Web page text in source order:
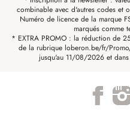
combinable avec d'autres codes et
Numéro de licence de la marque
marqués comme
* EXTRA PROMO : la réduction de
de la rubrique loberon.be/fr/
jusqu'au 11/08/2026 et